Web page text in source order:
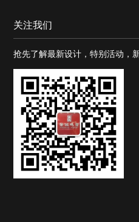
关注我们
抢先了解最新设计，特别活动，